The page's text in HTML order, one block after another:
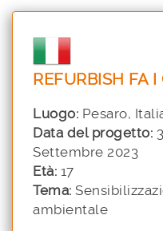
REFURBISH FA
Luogo: Pesaro,
Data del progetto:
Settembre 2023
Età: 17
Tema:
ambientale